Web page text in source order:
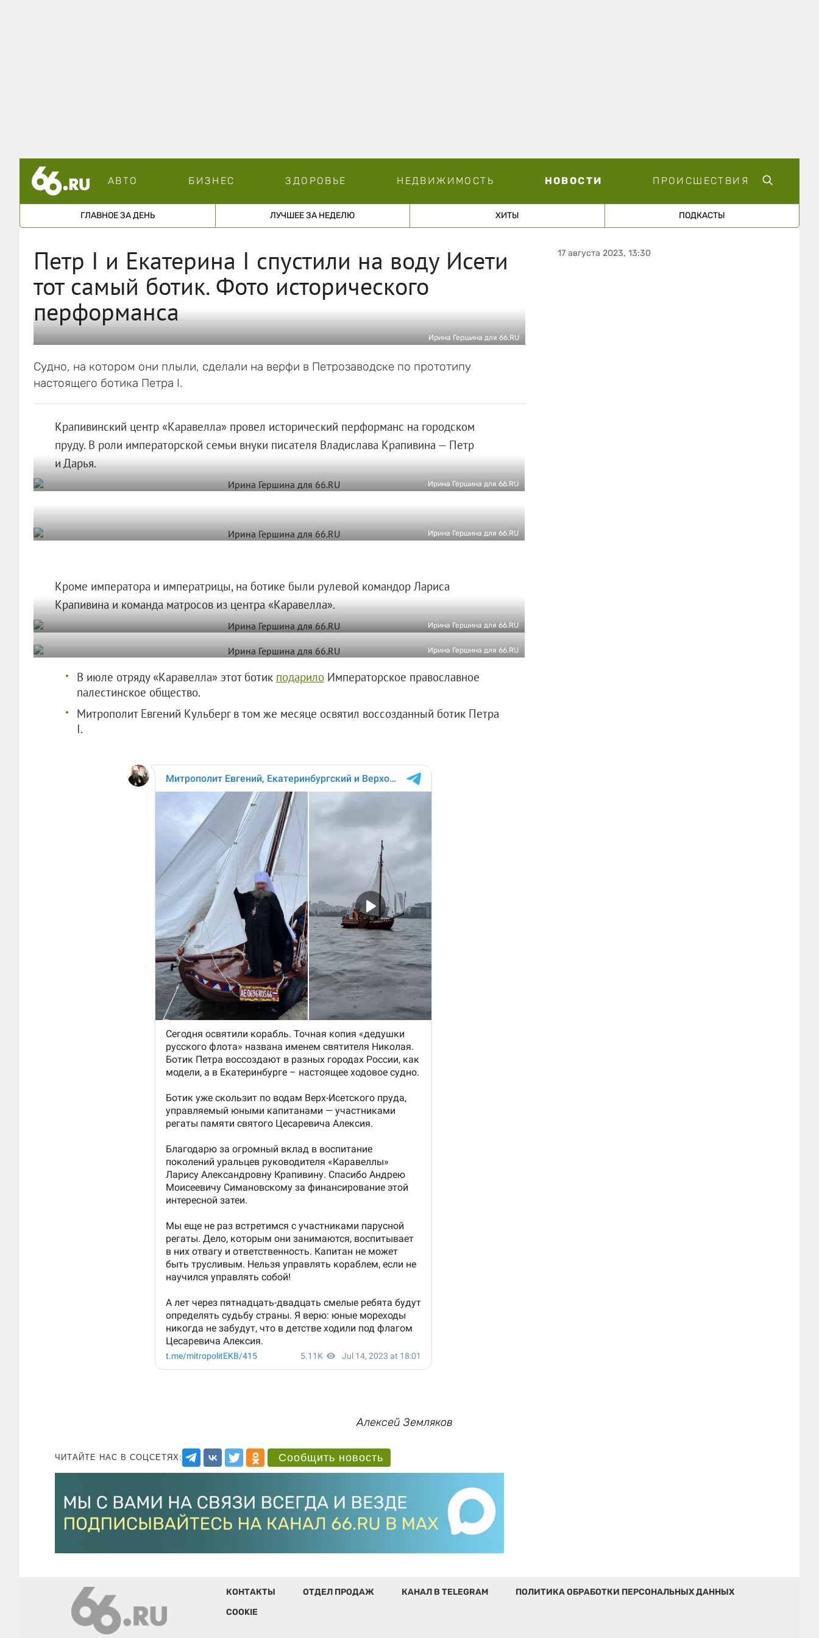
АВТО БИЗНЕС ЗДОРОВЬЕ НЕДВИЖИМОСТЬ НОВОСТИ ПРОИСШЕСТВИЯ
ГЛАВНОЕ ЗА ДЕНЬ ЛУЧШЕЕ ЗА НЕДЕЛЮ ХИТЫ ПОДКАСТЫ
Петр I и Екатерина I спустили на воду Исети
тот самый ботик. Фото исторического
перформанса
Ирина Гершина для 66.RU
Судно, на котором они плыли, сделали на верфи в Петрозаводске по прототипу
настоящего ботика Петра I.
Крапивинский центр «Каравелла» провел исторический перформанс на городском
пруду. В роли императорской семьи внуки писателя Владислава Крапивина — Петр
и Дарья.
Ирина Гершина для 66.RU
Ирина Гершина для 66.RU
Кроме императора и императрицы, на ботике были рулевой командор Лариса
Крапивина и команда матросов из центра «Каравелла».
Ирина Гершина для 66.RU
Ирина Гершина для 66.RU
В июле отряду «Каравелла» этот ботик подарилоИмператорское православное
палестинское общество.
Митрополит Евгений Кульберг в том же месяце освятил воссозданный ботик Петра
I.
Алексей Земляков
ЧИТАЙТЕ НАС В СОЦСЕТЯХ: Сообщить новость
17 августа 2023, 13:30
КОНТАКТЫ ОТДЕЛ ПРОДАЖ КАНАЛ В TELEGRAM
ПОЛИТИКА ОБРАБОТКИ ПЕРСОНАЛЬНЫХ ДАННЫХ
COOKIE